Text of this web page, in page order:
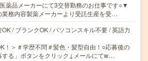
薬品メーカーにて3交替勤務のお仕事です○▼
業務内容製薬メーカーより受託生産を受…
/ ブランクOK / パソコンスキル不要 / 英語力
！＞＃学歴不問＃髪色・髪型自由！○応募後の
する」ボタンをクリック↓メールにてw…